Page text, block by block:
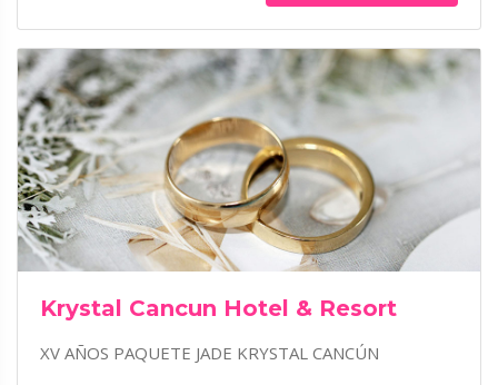
Krystal Cancun Hotel & Resort
XV AÑOS PAQUETE JADE KRYSTAL CANCÚN